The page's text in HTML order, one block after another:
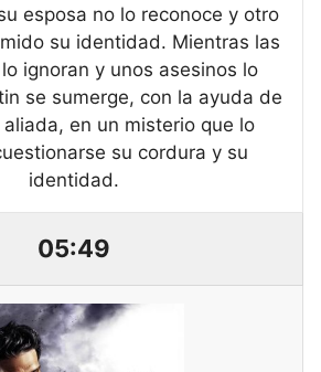
esposa no lo reconoce y otro
su identidad. Mientras las
ignoran y unos asesinos lo
se sumerge, con la ayuda de
en un misterio que lo
su cordura y su
identidad.
05:49